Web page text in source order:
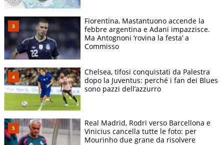
Fiorentina, Mastantuono accende la
febbre argentina e Adani impazzisce.
Ma Antognoni ‘rovina la festa’ a
Commisso
Chelsea, tifosi conquistati da Palestra
dopo la Juventus: perché i fan dei Blues
sono pazzi dell’azzurro
Real Madrid, Rodri verso Barcellona e
Vinicius cancella tutte le foto: per
Mourinho due grane da risolvere